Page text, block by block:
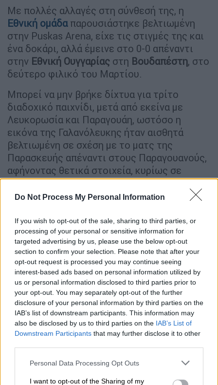
Do Not Process My Personal Information
If you wish to opt-out of the sale, sharing to third parties, or
processing of your personal or sensitive information for
targeted advertising by us, please use the below opt-out
section to confirm your selection. Please note that after your
opt-out request is processed you may continue seeing
interest-based ads based on personal information utilized by
us or personal information disclosed to third parties prior to
your opt-out. You may separately opt-out of the further
disclosure of your personal information by third parties on the
IAB’s list of downstream participants. This information may
also be disclosed by us to third parties on the IAB’s List of
Downstream Participants that may further disclose it to other
Please note that this website/app uses one or more Google
not limited to your visit or usage behaviour. You may click to
Personal Data Processing Opt Outs
I want to opt-out of the Sharing of my
Με πολλές αλλαγές στη σύνθεσή της, η
Εθνική ομάδαπαρουσιάστηκε βελτιωμένη
στην Puskas Arena, είχε τις στιγμές της και
ένα δοκάρι, αλλά έμεινε στο 0-0 απέναντι
στην Εθνική Ουγγαρίας στη Βουδαπέστη, στο
δεύτερο φιλικό του Μαρτίου.
Μπορεί να μην βρήκε δίχτυα για τρίτο
διαδοχικό παιχνίδι, μετά από εκείνα με
Λευκορωσία και Παραγουάη, ωστόσο η
εικόνα της Γαλανόλευκης ήταν αισθητά
βελτιωμένη σε σχέση με το ματς της
Παρασκευής απέναντι στους Παραγουανούς,
αφήνοντας θετικά στοιχεία, κυρίως σε
επίπεδο συνοχής και δημιουργίας.
Αθλητισμός|31.03.2026 21:00
Έδωσε μάχη αλλά λύγισε η Εθνική
Ελπίδων απέναντι στη Γερμανία -
Υπάρχουν ακόμη ελπίδες για
πρόκριση
Αθλητισμός|31.03.2026 21:53
Θρίαμβος της Εθνικής Παίδων με
νίκη επί της Νορβηγίας και ιστορική
πρόκριση στο Μουντιάλ U17!